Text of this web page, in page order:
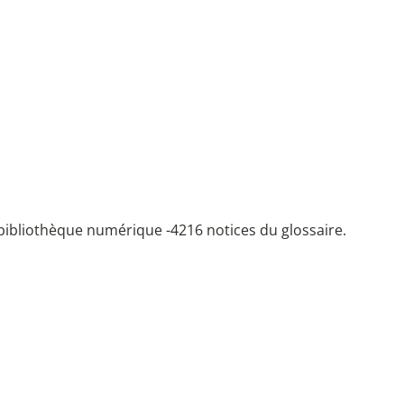
numérique -4216 notices du glossaire.